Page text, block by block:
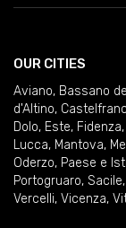
OUR CITIES
Aviano, Bassano
d'Altino,
Dolo, Este, Fidenza,
Lucca, Mantova,
Oderzo, Paese e
Portogruaro, Sacile,
Vercelli, Vicenza,